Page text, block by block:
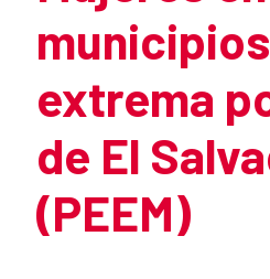
extrema
de El
(PEEM)